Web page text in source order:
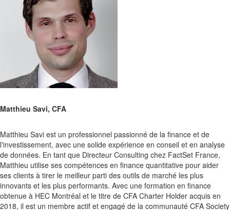
Matthieu Savi, CFA
Matthieu Savi est un professionnel passionné de la finance et de
l'investissement, avec une solide expérience en conseil et en analyse
de données. En tant que Directeur Consulting chez FactSet France,
Matthieu utilise ses compétences en finance quantitative pour aider
ses clients à tirer le meilleur parti des outils de marché les plus
innovants et les plus performants. Avec une formation en finance
obtenue à HEC Montréal et le titre de CFA Charter Holder acquis en
2018, il est un membre actif et engagé de la communauté CFA Society